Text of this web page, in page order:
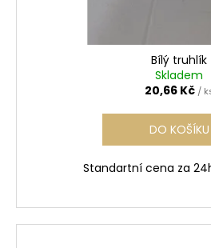
Bílý truhlík
Skladem
20,66 Kč /
DO KOŠÍKU
Standartní cena za